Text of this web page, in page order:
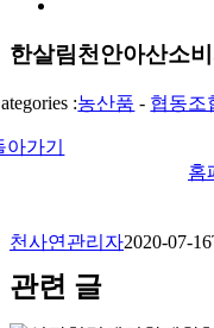
Image
한살림천안아산소
:농산품 - 협동조
아가기
홈
천사연관리자2020-07-
관련 글